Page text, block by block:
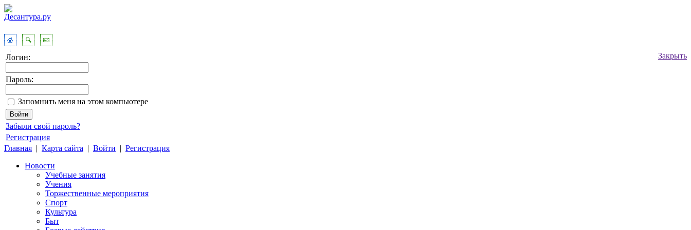
Закрыть
Логин:
Пароль:
Запомнить меня на этом компьютере
Забыли свой пароль?
Регистрация
Главная | Карта сайта | Войти | Регистрация
Новости
Учебные занятия
Учения
Торжественные мероприятия
Спорт
Культура
Быт